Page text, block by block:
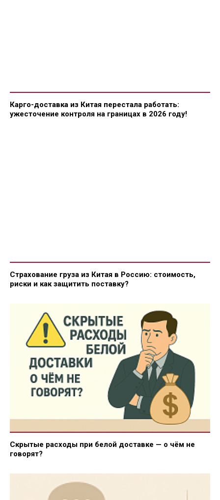
Карго-доставка из Китая перестала работать:
ужесточение контроля на границах в 2026 году!
Страхование груза из Китая в Россию: стоимость,
риски и как защитить поставку?
Скрытые расходы при белой доставке — о чём не
говорят?